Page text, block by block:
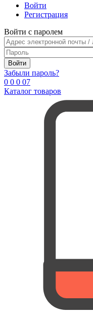
Войти
Регистрация
Войти с паролем
Войти
Забыли пароль?
0 0 0 07
Каталог товаров